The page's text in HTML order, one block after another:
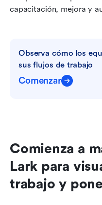
capacitación, mejora y
Observa cómo los
sus flujos de trabajo
Comenzar
Comienza a
Lark para
trabajo y